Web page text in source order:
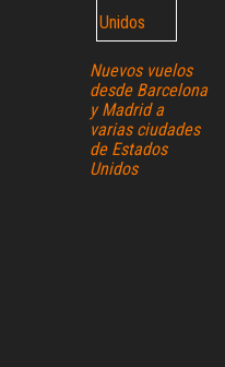
Nuevos vuelos
desde Barcelona
y Madrid a
varias ciudades
de Estados
Unidos